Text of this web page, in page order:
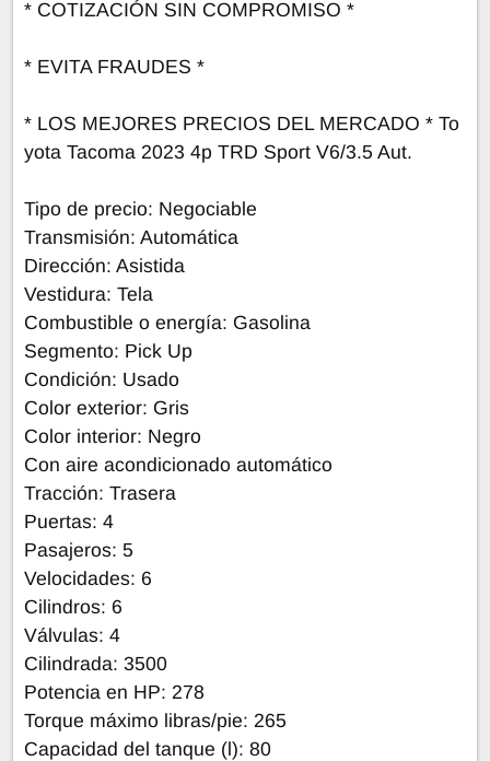
* COTIZACIÓN SIN COMPROMISO *
* EVITA FRAUDES *
* LOS MEJORES PRECIOS DEL MERCADO * To
yota Tacoma 2023 4p TRD Sport V6/3.5 Aut.
Tipo de precio: Negociable
Transmisión: Automática
Dirección: Asistida
Vestidura: Tela
Combustible o energía: Gasolina
Segmento: Pick Up
Condición: Usado
Color exterior: Gris
Color interior: Negro
Con aire acondicionado automático
Tracción: Trasera
Puertas: 4
Pasajeros: 5
Velocidades: 6
Cilindros: 6
Válvulas: 4
Cilindrada: 3500
Potencia en HP: 278
Torque máximo libras/pie: 265
Capacidad del tanque (l): 80